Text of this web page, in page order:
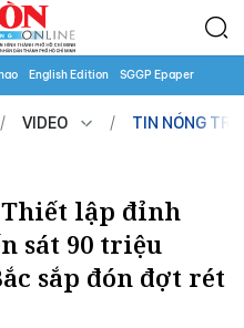
English Edition SGGP Epaper
VIDEO TIN NÓNG
lập đỉnh
sát 90 triệu
sắp đón đợt rét